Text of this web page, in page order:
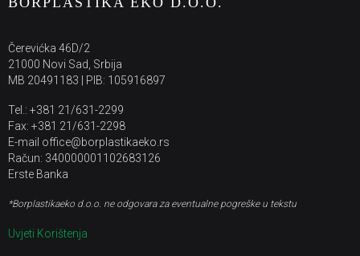
Čerevićka 46D/2
21000 Novi Sad, Srbija
MB 20491183 | PIB: 105916897
Tel.: +381 21/631-2299
Fax: +381 21/631-2298
E-mail office@borplastikaeko.rs
Račun: 340000001102683126
Erste Banka
*Borplastikaeko d.o.o. ne odgovara za eventualne pogreške u tekstu
Uvjeti Korištenja